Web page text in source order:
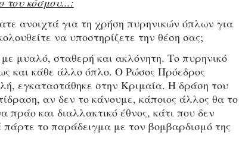
ανοιχτά για τη χρήση πυρηνικών όπλων για
να υποστηρίζετε την θέση σας;
μυαλό, σταθερή και ακλόνητη. Το πυρηνικό
και κάθε άλλο όπλο. Ο Ρώσος Πρόεδρος
εγκαταστάθηκε στην Κριμαία. Η δράση του
αν δεν το κάνουμε, κάποιος άλλος θα το
και διαλλακτικό έθνος, κάτι που δεν
το παράδειγμα με τον βομβαρδισμό της